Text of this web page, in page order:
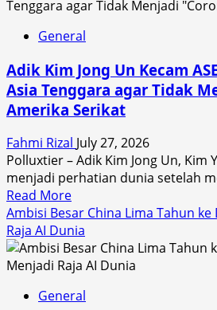
General
Adik Kim Jong Un Kecam
Asia Tenggara agar Tidak
Amerika Serikat
Fahmi Rizal July 27, 2026
Polluxtier – Adik Kim Jong Un, Kim
menjadi perhatian dunia setelah
Read MoreRead
more
about
Adik
Kim
Un
Ambisi Besar China Lima Tahun
Raja AI Dunia
General